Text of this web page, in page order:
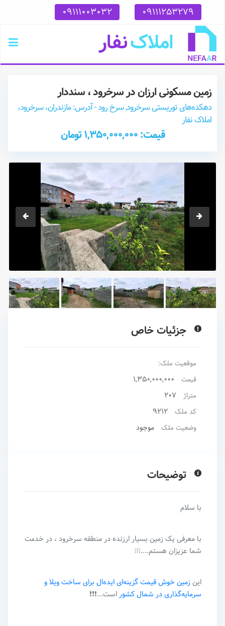
09111253279
09111003032
زمین مسکونی ارزان در سرخرود ، سنددار
دهکده‌های توریستی سرخرود, سرخ رود - آدرس: مازندران، سرخرود،
املاک نفار
قیمت: 1,350,000,000 تومان
جزئیات خاص
موقعیت ملک:
قیمت
1,350,000,000
متراژ 207
کد ملک 9212
وضعیت ملک موجود
توضیحات
با سلام
با معرفی یک زمین بسیار ارزنده در منطقه سرخرود ، در خدمت
شما عزیزان هستم....❕❕❕
اینزمین خوش قیمت گزینه‌ای ایده‌ال برای ساخت ویلا و
سرمایه‌گذاری در شمال کشوراست...❗️❗️❗️